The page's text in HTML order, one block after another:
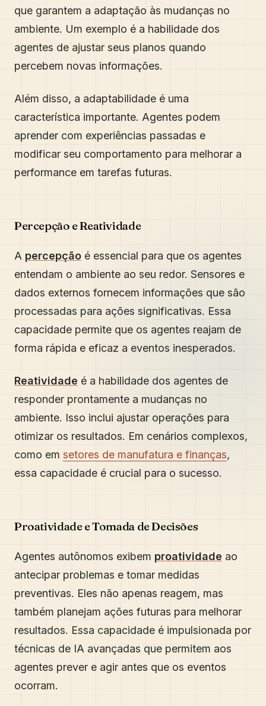
que garantem a adaptação às mudanças no
ambiente. Um exemplo é a habilidade dos
agentes de ajustar seus planos quando
percebem novas informações.
Além disso, a adaptabilidade é uma
característica importante. Agentes podem
aprender com experiências passadas e
modificar seu comportamento para melhorar a
performance em tarefas futuras.
Percepção e Reatividade
A percepção é essencial para que os agentes
entendam o ambiente ao seu redor. Sensores e
dados externos fornecem informações que são
processadas para ações significativas. Essa
capacidade permite que os agentes reajam de
forma rápida e eficaz a eventos inesperados.
Reatividade é a habilidade dos agentes de
responder prontamente a mudanças no
ambiente. Isso inclui ajustar operações para
otimizar os resultados. Em cenários complexos,
como em setores de manufatura e finanças,
essa capacidade é crucial para o sucesso.
Proatividade e Tomada de Decisões
Agentes autônomos exibem proatividade ao
antecipar problemas e tomar medidas
preventivas. Eles não apenas reagem, mas
também planejam ações futuras para melhorar
resultados. Essa capacidade é impulsionada por
técnicas de IA avançadas que permitem aos
agentes prever e agir antes que os eventos
ocorram.